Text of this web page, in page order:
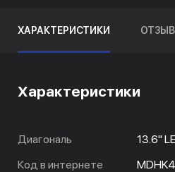
ХАРАКТЕРИСТИКИ
Характеристики
Диагональ
13.6"
Код в интернете